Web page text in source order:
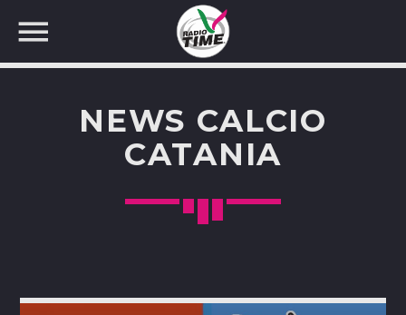
CERCA NEL SITO WEB:
NEWS CALCIO
CATANIA